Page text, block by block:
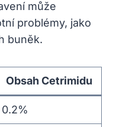
může
problémy, jako
buněk.
Obsah Cetrimidu
0.2%